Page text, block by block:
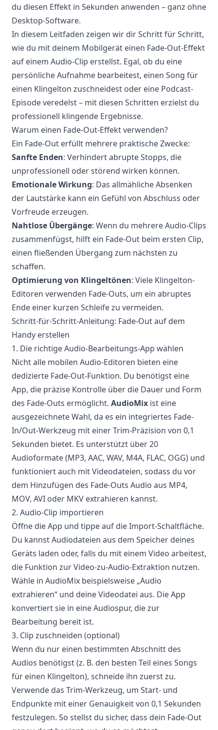
du diesen Effekt in Sekunden anwenden – ganz ohne
Desktop-Software.
In diesem Leitfaden zeigen wir dir Schritt für Schritt,
wie du mit deinem Mobilgerät einen Fade-Out-Effekt
auf einem Audio-Clip erstellst. Egal, ob du eine
persönliche Aufnahme bearbeitest, einen Song für
einen Klingelton zuschneidest oder eine Podcast-
Episode veredelst – mit diesen Schritten erzielst du
professionell klingende Ergebnisse.
Warum einen Fade-Out-Effekt verwenden?
Ein Fade-Out erfüllt mehrere praktische Zwecke:
Sanfte Enden: Verhindert abrupte Stopps, die
unprofessionell oder störend wirken können.
Emotionale Wirkung: Das allmähliche Absenken
der Lautstärke kann ein Gefühl von Abschluss oder
Vorfreude erzeugen.
Nahtlose Übergänge: Wenn du mehrere Audio-Clips
zusammenfügst, hilft ein Fade-Out beim ersten Clip,
einen fließenden Übergang zum nächsten zu
schaffen.
Optimierung von Klingeltönen: Viele Klingelton-
Editoren verwenden Fade-Outs, um ein abruptes
Ende einer kurzen Schleife zu vermeiden.
Schritt-für-Schritt-Anleitung: Fade-Out auf dem
Handy erstellen
1. Die richtige Audio-Bearbeitungs-App wählen
Nicht alle mobilen Audio-Editoren bieten eine
dedizierte Fade-Out-Funktion. Du benötigst eine
App, die präzise Kontrolle über die Dauer und Form
des Fade-Outs ermöglicht. AudioMix ist eine
ausgezeichnete Wahl, da es ein integriertes Fade-
In/Out-Werkzeug mit einer Trim-Präzision von 0,1
Sekunden bietet. Es unterstützt über 20
Audioformate (MP3, AAC, WAV, M4A, FLAC, OGG) und
funktioniert auch mit Videodateien, sodass du vor
dem Hinzufügen des Fade-Outs Audio aus MP4,
MOV, AVI oder MKV extrahieren kannst.
2. Audio-Clip importieren
Öffne die App und tippe auf die Import-Schaltfläche.
Du kannst Audiodateien aus dem Speicher deines
Geräts laden oder, falls du mit einem Video arbeitest,
die Funktion zur Video-zu-Audio-Extraktion nutzen.
Wähle in AudioMix beispielsweise „Audio
extrahieren“ und deine Videodatei aus. Die App
konvertiert sie in eine Audiospur, die zur
Bearbeitung bereit ist.
3. Clip zuschneiden (optional)
Wenn du nur einen bestimmten Abschnitt des
Audios benötigst (z. B. den besten Teil eines Songs
für einen Klingelton), schneide ihn zuerst zu.
Verwende das Trim-Werkzeug, um Start- und
Endpunkte mit einer Genauigkeit von 0,1 Sekunden
festzulegen. So stellst du sicher, dass dein Fade-Out